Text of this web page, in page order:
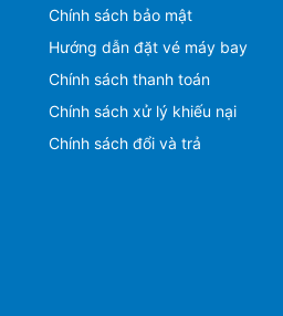
Chính sách bảo mật
Hướng dẫn đặt vé máy bay
Chính sách thanh toán
Chính sách xử lý khiếu nại
Chính sách đổi và trả